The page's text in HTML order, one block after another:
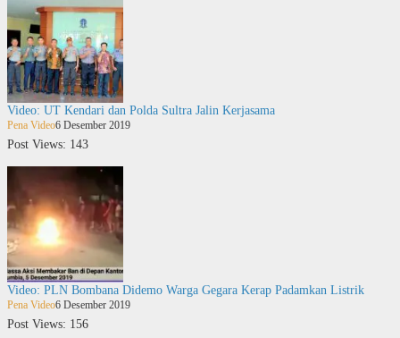
Video: UT Kendari dan Polda Sultra Jalin Kerjasama
Pena Video6 Desember 2019
Post Views: 143
Video: PLN Bombana Didemo Warga Gegara Kerap Padamkan Listrik
Pena Video6 Desember 2019
Post Views: 156